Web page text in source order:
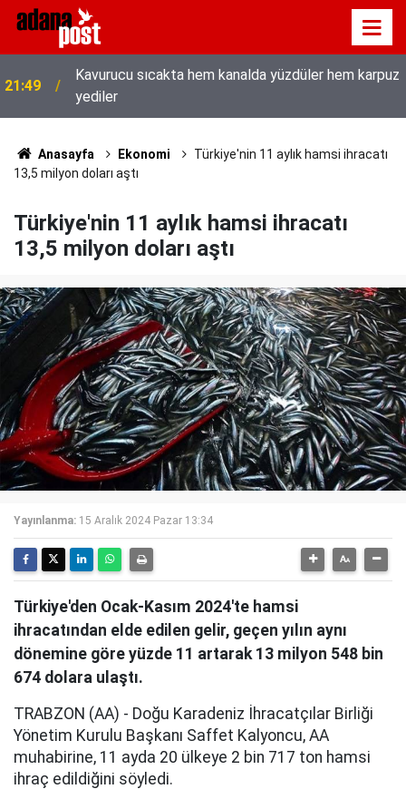
21:49
Kavurucu sıcakta hem kanalda yüzdüler hem karpuz
yediler
Anasayfa Ekonomi
Türkiye'nin 11 aylık hamsi ihracatı
13,5 milyon doları aştı
Türkiye'nin 11 aylık hamsi ihracatı
13,5 milyon doları aştı
Yayınlanma: 15 Aralık 2024 Pazar 13:34
Türkiye'den Ocak-Kasım 2024'te hamsi
ihracatından elde edilen gelir, geçen yılın aynı
dönemine göre yüzde 11 artarak 13 milyon 548 bin
674 dolara ulaştı.
TRABZON (AA) - Doğu Karadeniz İhracatçılar Birliği
Yönetim Kurulu Başkanı Saffet Kalyoncu, AA
muhabirine, 11 ayda 20 ülkeye 2 bin 717 ton hamsi
ihraç edildiğini söyledi.